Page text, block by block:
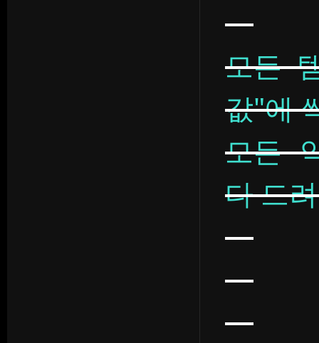
모든
값"에
모든
다 드